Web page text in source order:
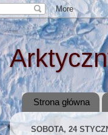
Strona główna
SOBOTA, 24